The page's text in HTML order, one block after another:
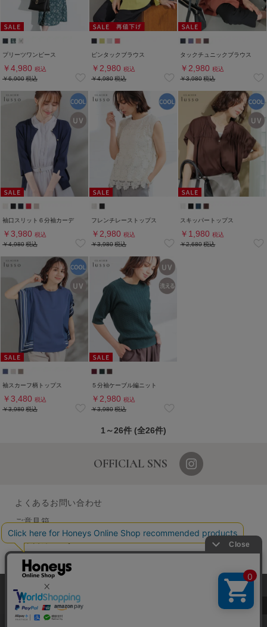
プリーツワンピース
￥4,980 税込
￥6,900税込
ピンタックブラウス
￥2,980 税込
￥4,980税込
タックチュニックブラウス
￥2,980 税込
￥3,980税込
袖口スリット６分袖カーデ
￥3,980 税込
￥4,980税込
フレンチレーストップス
￥2,980 税込
￥3,980税込
スキッパートップス
￥1,980 税込
￥2,680税込
袖スカーフ柄トップス
￥3,480 税込
￥3,980税込
５分袖ケーブル編ニット
￥2,980 税込
￥3,980税込
1～26件 (全26件)
OFFICIAL SNS
よくあるお問い合わせ
ご意見箱
営業日カレンダー
店舗検索
採用情報
GLOBAL GUIDE（海外からご利用のお客様）
当サイトでは、サイトの利便性向上のため、クッキー(Cookie)を使
用しています。詳しくは「
」をご覧くださ